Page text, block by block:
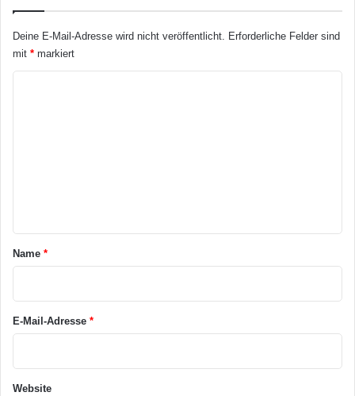
Deine E-Mail-Adresse wird nicht veröffentlicht. Erforderliche Felder sind
mit * markiert
a
*
Name *
E-Mail-Adresse *
Website